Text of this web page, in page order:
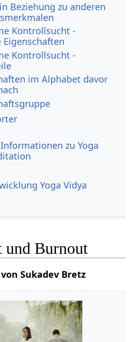
Beziehung zu anderen
Kontrollsucht -
Eigenschaften
Kontrollsucht -
im Alphabet davor
zu Yoga
Yoga Vidya
Burnout
Sukadev Bretz